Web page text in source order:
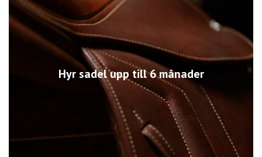
Hyr sadel upp till 6 månader